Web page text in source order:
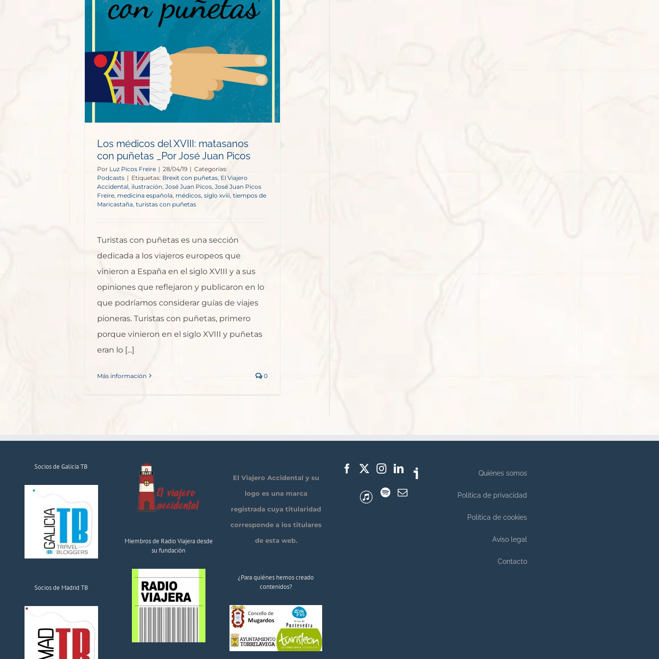
Los médicos del XVIII: matasanos
con puñetas _Por José Juan Picos
Por Luz Picos Freire | 28/04/19 | Categorías:
Podcasts | Etiquetas: Brexit con puñetas, El Viajero
Accidental, ilustración José Juan Picos, José Juan Picos
Freire medicina española médicos siglo xviii tiempos de
Maricastaña, turistas con puñetas
Turistas con puñetas es una sección
dedicada a los viajeros europeos que
vinieron a España en el siglo XVIII y a sus
opiniones que reflejaron y publicaron en lo
que podríamos considerar guías de viajes
pioneras. Turistas con puñetas, primero
porque vinieron en el siglo XVIII y puñetas
eran lo [...]
Más información 0
Socios de Galicia TB
Socios de Madrid TB
Miembros de Radio Viajera desde
su fundación
El Viajero Accidental y su
logo es una marca
registrada cuya titularidad
corresponde a los titulares
de esta web.
¿Para quiénes hemos creado
contenidos?
Quiénes somos
Política de privacidad
Política de cookies
Aviso legal
Contacto